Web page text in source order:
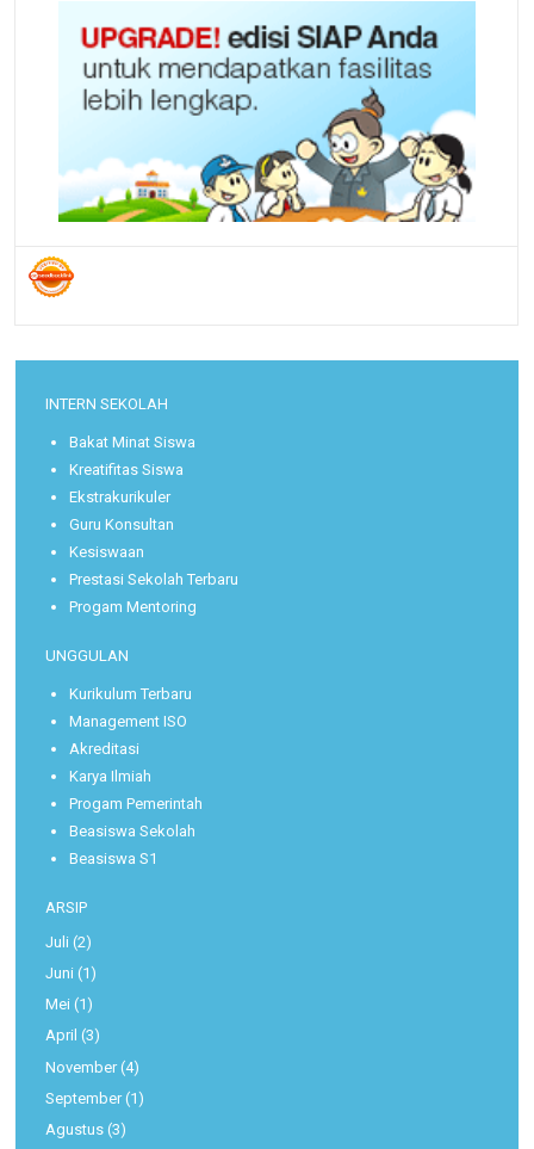
INTERN SEKOLAH
Bakat Minat Siswa
Kreatifitas Siswa
Ekstrakurikuler
Guru Konsultan
Kesiswaan
Prestasi Sekolah Terbaru
Progam Mentoring
UNGGULAN
Kurikulum Terbaru
Management ISO
Akreditasi
Karya Ilmiah
Progam Pemerintah
Beasiswa Sekolah
Beasiswa S1
ARSIP
Juli (2)
Juni (1)
Mei (1)
April (3)
November(4)
September(1)
Agustus (3)